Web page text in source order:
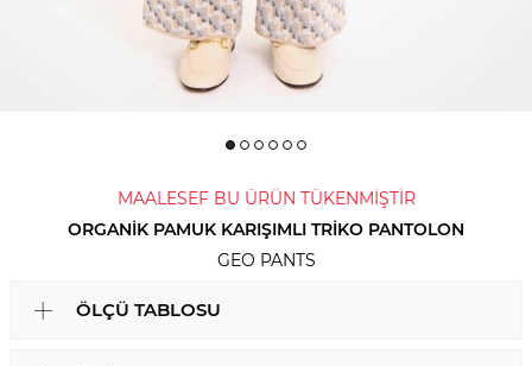
MAALESEF BU ÜRÜN TÜKENMİŞTİR
ORGANIK PAMUK KARIŞIMLI TRIKO PANTOLON
GEO PANTS
ÖLÇÜ TABLOSU